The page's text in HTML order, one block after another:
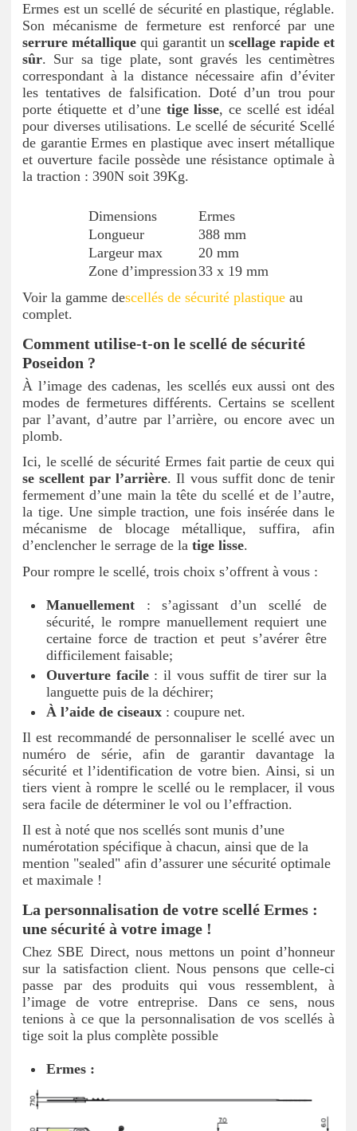
Ermes est un scellé de sécurité en plastique, réglable.
Son mécanisme de fermeture est renforcé par une
serrure métallique qui garantit un scellage rapide et
sûr. Sur sa tige plate, sont gravés les centimètres
correspondant à la distance nécessaire afin d’éviter
les tentatives de falsification. Doté d’un trou pour
porte étiquette et d’une tige lisse, ce scellé est idéal
pour diverses utilisations. Le scellé de sécurité Scellé
de garantie Ermes en plastique avec insert métallique
et ouverture facile possède une résistance optimale à
la traction : 390N soit 39Kg.
Dimensions
Ermes
Longueur
388 mm
Largeur max
20 mm
Zone d’impression33 x 19 mm
Voir la gamme descellés de sécurité plastique au
complet.
Comment utilise-t-on le scellé de sécurité
Poseidon ?
À l’image des cadenas, les scellés eux aussi ont des
modes de fermetures différents. Certains se scellent
par l’avant, d’autre par l’arrière, ou encore avec un
plomb.
Ici, le scellé de sécurité Ermes fait partie de ceux qui
se scellent par l’arrière. Il vous suffit donc de tenir
fermement d’une main la tête du scellé et de l’autre,
la tige. Une simple traction, une fois insérée dans le
mécanisme de blocage métallique, suffira, afin
d’enclencher le serrage de la tige lisse.
Pour rompre le scellé, trois choix s’offrent à vous :
Manuellement : s’agissant d’un scellé de
sécurité, le rompre manuellement requiert une
certaine force de traction et peut s’avérer être
difficilement faisable;
Ouverture facile: il vous suffit de tirer sur la
languette puis de la déchirer;
À l’aide de ciseaux : coupure net.
Il est recommandé de personnaliser le scellé avec un
numéro de série, afin de garantir davantage la
sécurité et l’identification de votre bien. Ainsi, si un
tiers vient à rompre le scellé ou le remplacer, il vous
sera facile de déterminer le vol ou l’effraction.
Il est à noté que nos scellés sont munis d’une
numérotation spécifique à chacun, ainsi que de la
mention "sealed" afin d’assurer une sécurité optimale
et maximale !
La personnalisation de votre scellé Ermes :
une sécurité à votre image !
Chez SBE Direct, nous mettons un point d’honneur
sur la satisfaction client. Nous pensons que celle-ci
passe par des produits qui vous ressemblent, à
l’image de votre entreprise. Dans ce sens, nous
tenions à ce que la personnalisation de vos scellés à
tige soit la plus complète possible
Ermes :